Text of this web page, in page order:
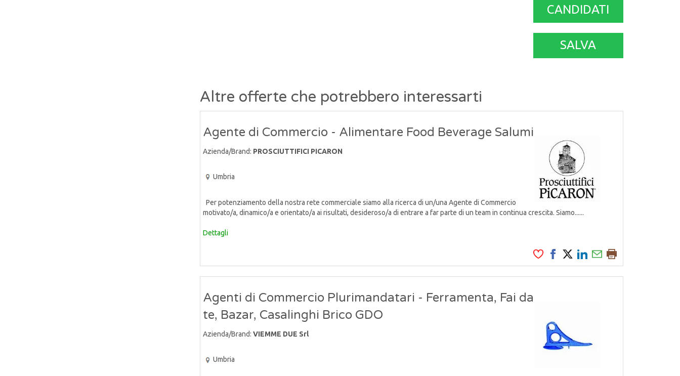
CANDIDATI
SALVA
Altre offerte che potrebbero interessarti
Agente di Commercio - Alimentare Food Beverage Salumi
Azienda/Brand: PROSCIUTTIFICI PICARON
Umbria
Per potenziamento della nostra rete commerciale siamo alla ricerca di un/una Agente di Commercio
motivato/a, dinamico/a e orientato/a ai risultati, desideroso/a di entrare a far parte di un team in continua crescita. Siamo......
Dettagli
Agenti di Commercio Plurimandatari - Ferramenta, Fai da
te, Bazar, Casalinghi Brico GDO
Azienda/Brand: VIEMME DUE Srl
Umbria